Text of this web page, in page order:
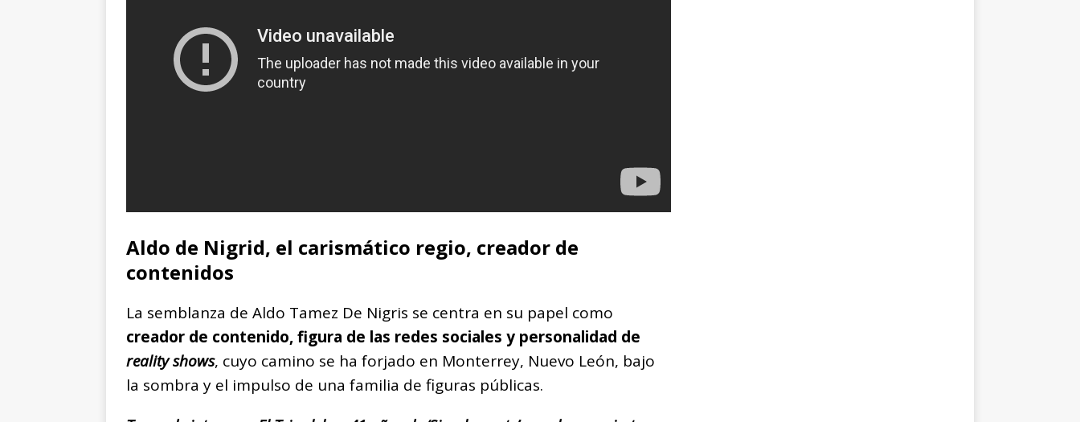
Aldo de Nigrid, el carismático regio, creador de
contenidos
La semblanza de Aldo Tamez De Nigris se centra en su papel como
creador de contenido, figura de las redes sociales y personalidad de
reality shows, cuyo camino se ha forjado en Monterrey, Nuevo León, bajo
la sombra y el impulso de una familia de figuras públicas.